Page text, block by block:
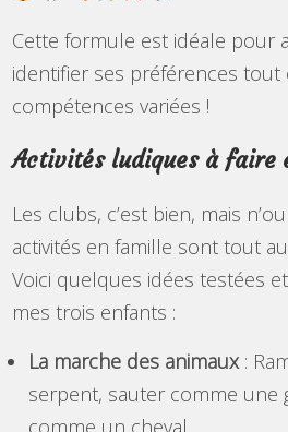
Cette formule est idéale pour
identifier ses préférences
compétences variées !
Activités ludiques à faire
Les clubs, c’est bien, mais
activités en famille sont tout
Voici quelques idées testées
mes trois enfants :
La marche des animaux:
serpent, sauter comme une